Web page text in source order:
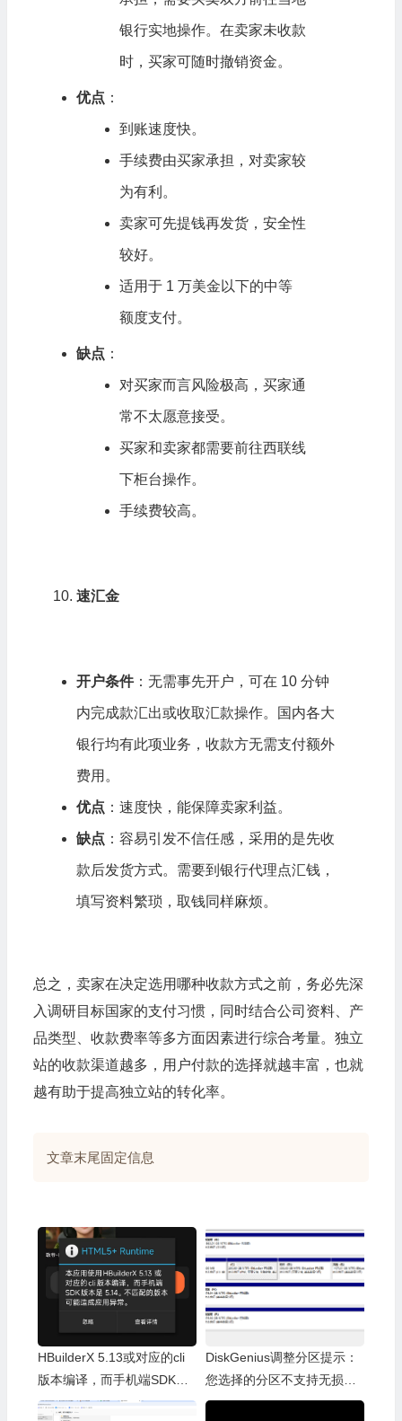
银行实地操作。在卖家未收款
时，买家可随时撤销资金。
优点 ：
到账速度快。
手续费由买家承担，对卖家较
为有利。
卖家可先提钱再发货，安全性
较好。
适用于 1 万美金以下的中等
额度支付。
缺点 ：
对买家而言风险极高，买家通
常不太愿意接受。
买家和卖家都需要前往西联线
下柜台操作。
手续费较高。
速汇金
开户条件：无需事先开户，可在 10 分钟
内完成款汇出或收取汇款操作。国内各大
银行均有此项业务，收款方无需支付额外
费用。
优点 ：速度快，能保障卖家利益。
缺点 ：容易引发不信任感，采用的是先收
款后发货方式。需要到银行代理点汇钱，
填写资料繁琐，取钱同样麻烦。
总之，卖家在决定选用哪种收款方式之前，务必先深
入调研目标国家的支付习惯，同时结合公司资料、产
品类型、收款费率等多方面因素进行综合考量。独立
站的收款渠道越多，用户付款的选择就越丰富，也就
越有助于提高独立站的转化率。
文章末尾固定信息
HBuilderX 5.13或对应的cli
版本编译，而手机端SDK版
本是5.14。不匹配的版本可
DiskGenius调整分区提示：
您选择的分区不支持无损调
整容量操作